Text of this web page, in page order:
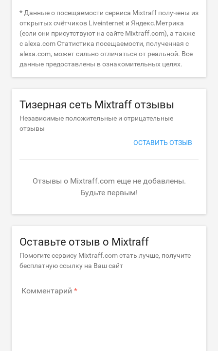
* Данные о посещаемости сервиса Mixtraff получены из
открытых счётчиков Liveinternet и Яндекс.Метрика
(если они присутствуют на сайте Mixtraff.com), а также
с alexa.com Статистика посещаемости, полученная с
alexa.com, может сильно отличаться от реальной. Все
данные предоставлены в ознакомительных целях.
Тизерная сеть Mixtraff отзывы
Независимые положительные и отрицательные
отзывы
ОСТАВИТЬ ОТЗЫВ
Отзывы о Mixtraff.com еще не добавлены.
Будьте первым!
Оставьте отзыв о Mixtraff
Помогите сервису Mixtraff.com стать лучше, получите
бесплатную ссылку на Ваш сайт
Комментарий